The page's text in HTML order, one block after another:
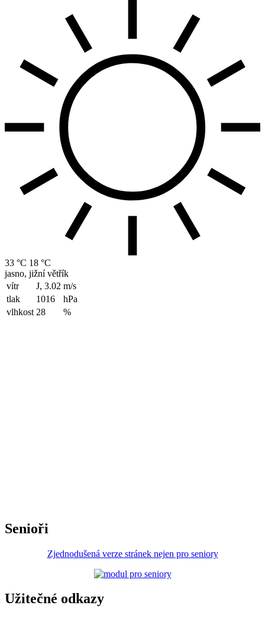
33 °C 18 °C
jasno, jižní větřík
vítr
J, 3.02 m/s
tlak
1016
hPa
vlhkost 28 %
Senioři
Zjednodušená verze stránek nejen pro seniory
Užitečné odkazy